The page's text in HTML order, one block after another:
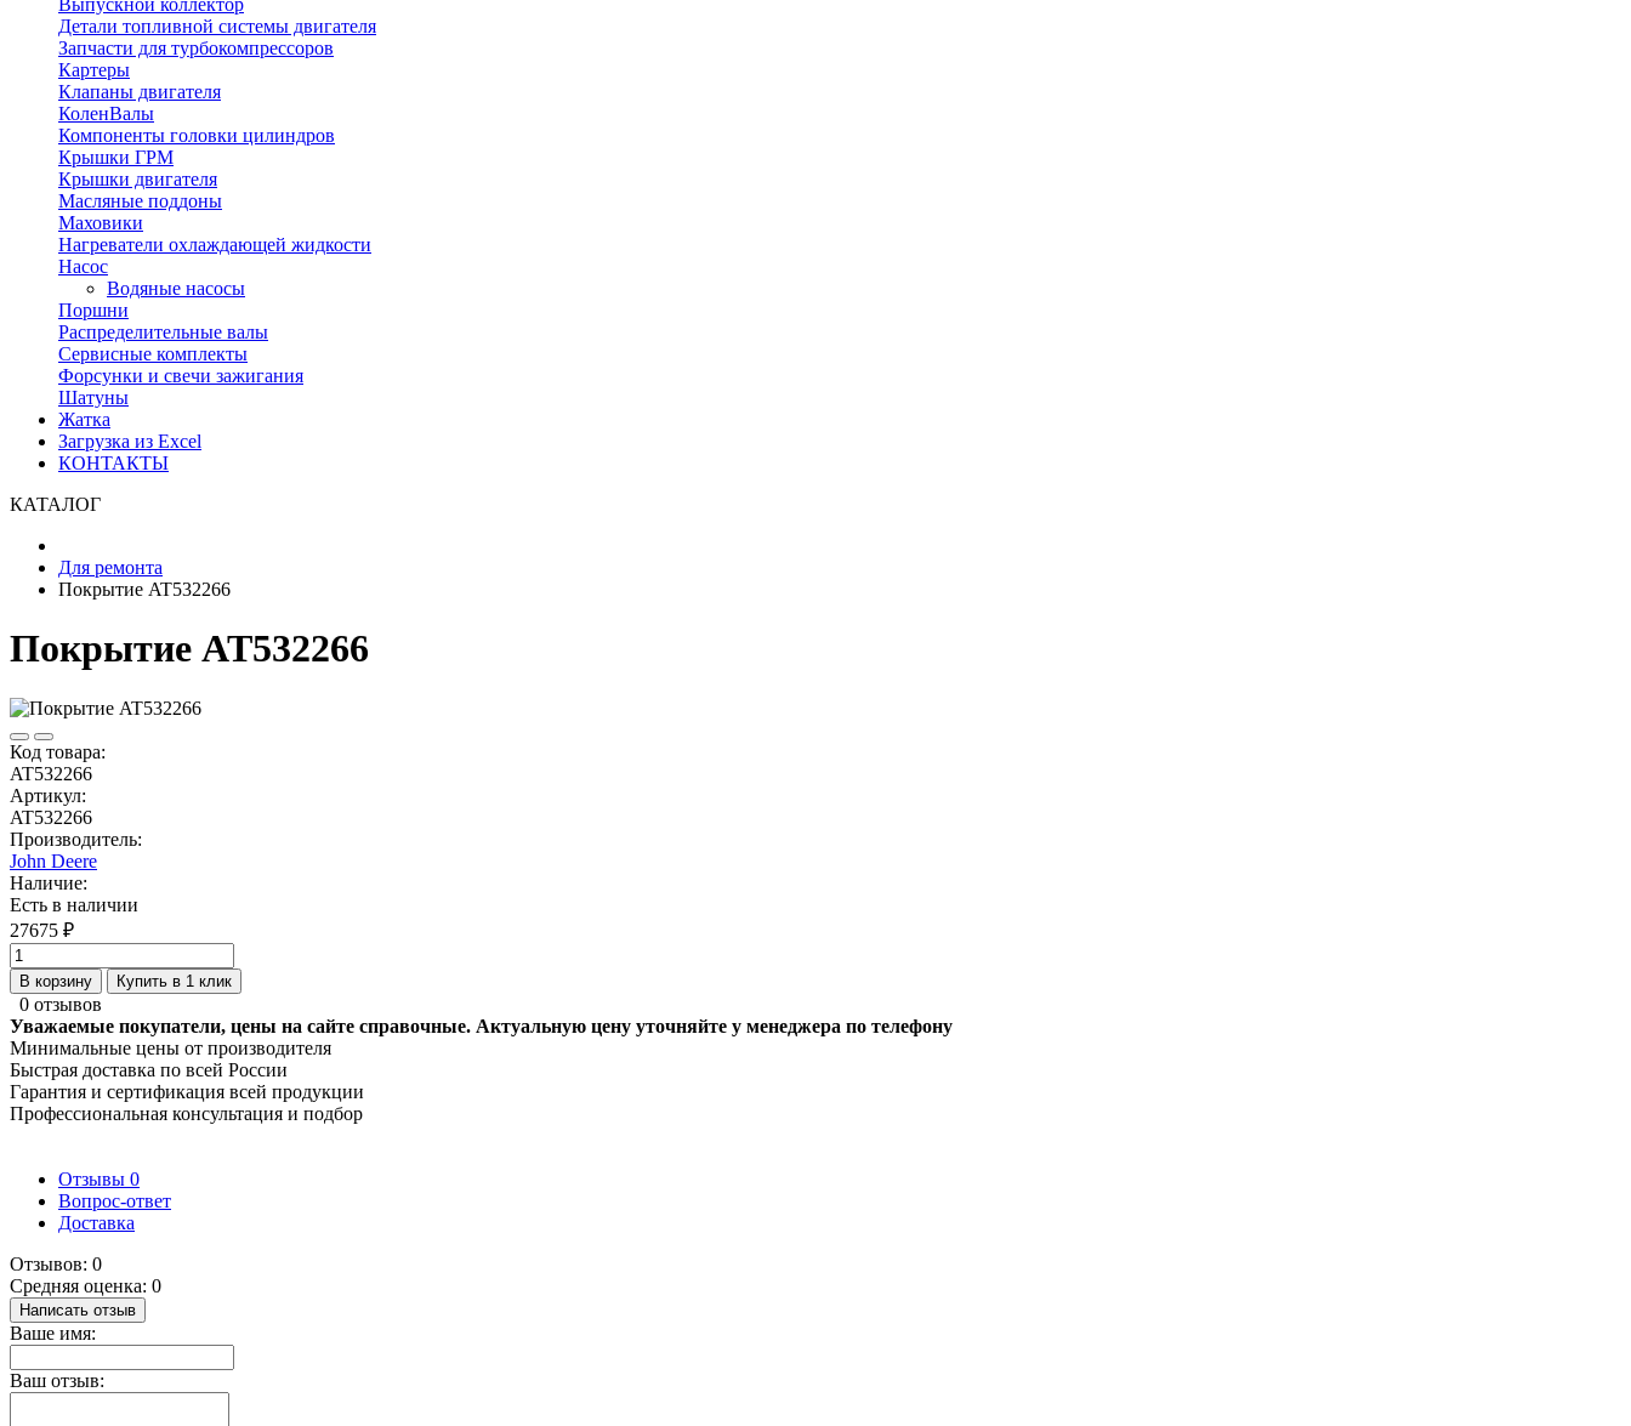
Выпускной коллектор
Детали топливной системы двигателя
Запчасти для турбокомпрессоров
Картеры
Клапаны двигателя
КоленВалы
Компоненты головки цилиндров
Крышки ГРМ
Крышки двигателя
Масляные поддоны
Маховики
Нагреватели охлаждающей жидкости
Насос
Водяные насосы
Поршни
Распределительные валы
Сервисные комплекты
Форсунки и свечи зажигания
Шатуны
Жатка
Загрузка из Excel
КОНТАКТЫ
КАТАЛОГ
Для ремонта
Покрытие AT532266
Покрытие AT532266
Код товара:
AT532266
Артикул:
AT532266
Производитель:
John Deere
Наличие:
Есть в наличии
27675 ₽
В корзину Купить в 1 клик
0 отзывов
Уважаемые покупатели, цены на сайте справочные. Актуальную цену уточняйте у менеджера по телефону
Минимальные цены от производителя
Быстрая доставка по всей России
Гарантия и сертификация всей продукции
Профессиональная консультация и подбор
Отзывы 0
Вопрос-ответ
Доставка
Отзывов: 0
Средняя оценка: 0
Написать отзыв
Ваше имя:
Ваш отзыв: